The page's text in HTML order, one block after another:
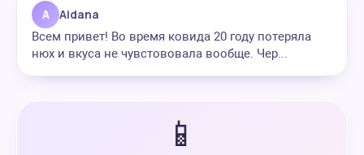
A Aidana
Всем привет! Во время ковида 20 году потеряла
нюх и вкуса не чувстововала вообще. Чер...
📱